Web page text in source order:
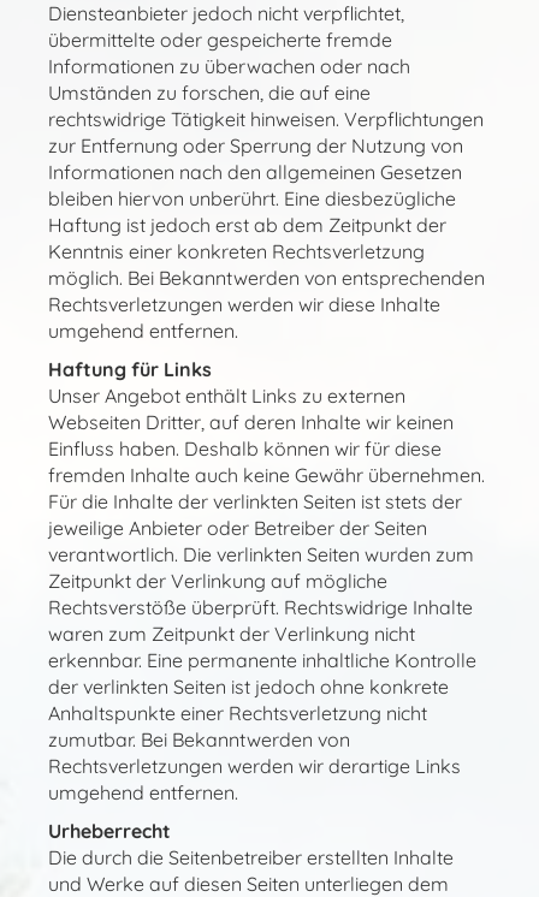
Diensteanbieter jedoch nicht verpflichtet,
übermittelte oder gespeicherte fremde
Informationen zu überwachen oder nach
Umständen zu forschen, die auf eine
rechtswidrige Tätigkeit hinweisen. Verpflichtungen
zur Entfernung oder Sperrung der Nutzung von
Informationen nach den allgemeinen Gesetzen
bleiben hiervon unberührt. Eine diesbezügliche
Haftung ist jedoch erst ab dem Zeitpunkt der
Kenntnis einer konkreten Rechtsverletzung
möglich. Bei Bekanntwerden von entsprechenden
Rechtsverletzungen werden wir diese Inhalte
umgehend entfernen.
Haftung für Links
Unser Angebot enthält Links zu externen
Webseiten Dritter, auf deren Inhalte wir keinen
Einfluss haben. Deshalb können wir für diese
fremden Inhalte auch keine Gewähr übernehmen.
Für die Inhalte der verlinkten Seiten ist stets der
jeweilige Anbieter oder Betreiber der Seiten
verantwortlich. Die verlinkten Seiten wurden zum
Zeitpunkt der Verlinkung auf mögliche
Rechtsverstöße überprüft. Rechtswidrige Inhalte
waren zum Zeitpunkt der Verlinkung nicht
erkennbar. Eine permanente inhaltliche Kontrolle
der verlinkten Seiten ist jedoch ohne konkrete
Anhaltspunkte einer Rechtsverletzung nicht
zumutbar. Bei Bekanntwerden von
Rechtsverletzungen werden wir derartige Links
umgehend entfernen.
Urheberrecht
Die durch die Seitenbetreiber erstellten Inhalte
und Werke auf diesen Seiten unterliegen dem